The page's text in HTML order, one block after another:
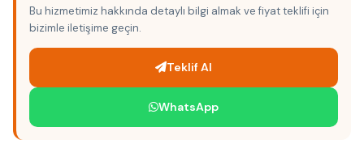
Bu hizmetimiz hakkında detaylı bilgi almak ve fiyat teklifi için
bizimle iletişime geçin.
Teklif Al
WhatsApp